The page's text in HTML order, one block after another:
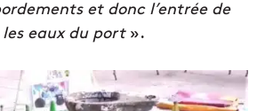
et donc l’entrée de
eaux du port».